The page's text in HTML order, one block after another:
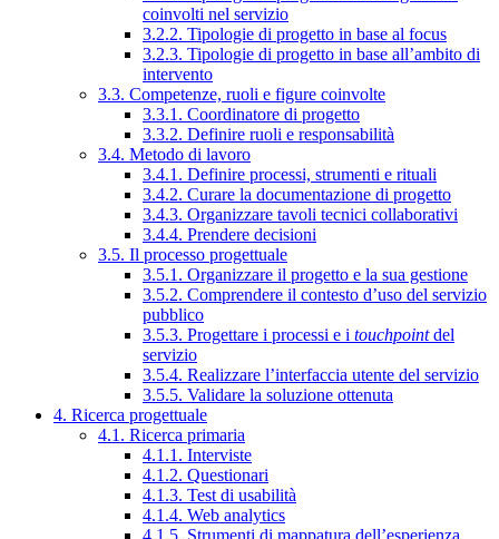
coinvolti nel servizio
3.2.2. Tipologie di progetto in base al focus
3.2.3. Tipologie di progetto in base all’ambito di
intervento
3.3. Competenze, ruoli e figure coinvolte
3.3.1. Coordinatore di progetto
3.3.2. Definire ruoli e responsabilità
3.4. Metodo di lavoro
3.4.1. Definire processi, strumenti e rituali
3.4.2. Curare la documentazione di progetto
3.4.3. Organizzare tavoli tecnici collaborativi
3.4.4. Prendere decisioni
3.5. Il processo progettuale
3.5.1. Organizzare il progetto e la sua gestione
3.5.2. Comprendere il contesto d’uso del servizio
pubblico
3.5.3. Progettare i processi e i touchpointdel
servizio
3.5.4. Realizzare l’interfaccia utente del servizio
3.5.5. Validare la soluzione ottenuta
4. Ricerca progettuale
4.1. Ricerca primaria
4.1.1. Interviste
4.1.2. Questionari
4.1.3. Test di usabilità
4.1.4. Web analytics
4.1.5. Strumenti di mappatura dell’esperienza